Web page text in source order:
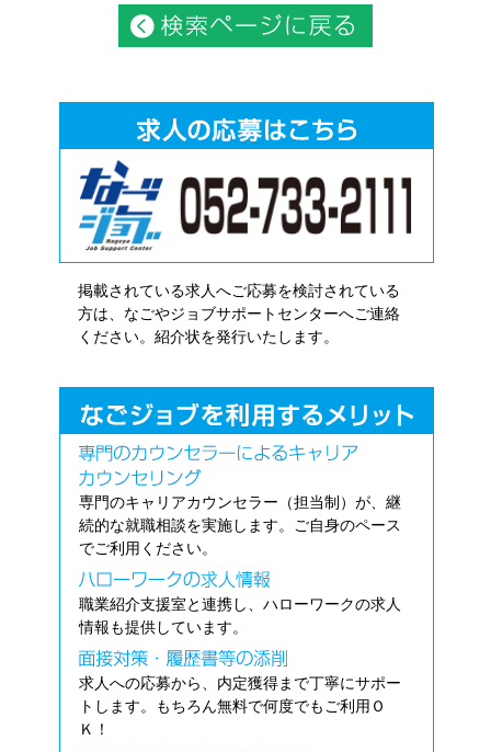
掲載されている求人へご応募を検討されている
方は、なごやジョブサポートセンターへご連絡
ください。紹介状を発行いたします。
専門のキャリアカウンセラー（担当制）が、継
続的な就職相談を実施します。ご自身のペース
でご利用ください。
職業紹介支援室と連携し、ハローワークの求人
情報も提供しています。
求人への応募から、内定獲得まで丁寧にサポー
トします。もちろん無料で何度でもご利用Ｏ
Ｋ！